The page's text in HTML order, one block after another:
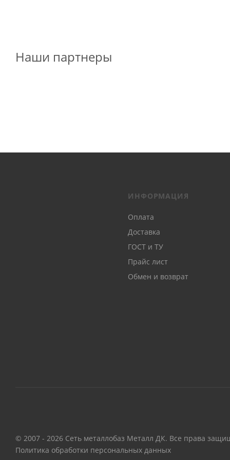
Наши партнеры
ИНФОРМАЦИЯ
Оплата
Доставка
ГОСТ и ТУ
Прайс лист
Обмен и возврат
© 2007 - 2026 Сеть металлобаз Металл ДК. Все права
Политика обработки персональных данных